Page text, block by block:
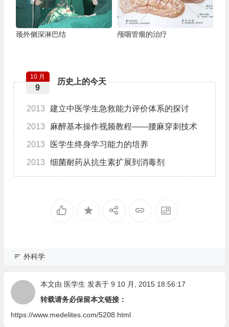
颈外侧深淋巴结 颅咽管瘤的治疗
历史上的今天
10 月
9
2013 建立中医学生急救能力评价体系的探讨
2013 麻醉基本操作视频教程——腰麻穿刺技术
2013 医学生终身学习能力的培养
2013 细菌耐药从抗生素扩展到消毒剂
外科学
本文由 医学生 发表于 9 10 月, 2015 18:56:17
转载请务必保留本文链接：
https://www.medelites.com/5208.html